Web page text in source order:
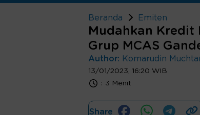
Beranda Emiten
Mudahkan Kredit
Grup MCAS
Author: Komarudin
13/01/2023, 16:20 WIB
: 3 Menit
Share